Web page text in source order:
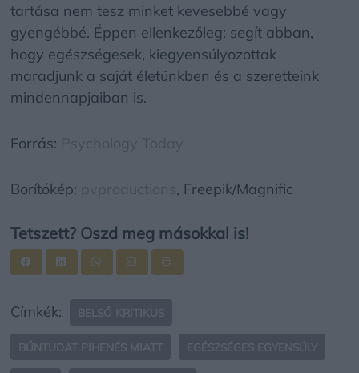
tartása nem tesz minket kevesebbé vagy
gyengébbé. Éppen ellenkezőleg: segít abban,
hogy egészségesek, kiegyensúlyozottak
maradjunk a saját életünkben és a szeretteink
mindennapjaiban is.
Forrás:
Borítókép: , Freepik/Magnific
Tetszett? Oszd meg másokkal is!
Címkék: BELSŐ KRITIKUS
BŰNTUDAT PIHENÉS MIATT EGÉSZSÉGES EGYENSÚLY